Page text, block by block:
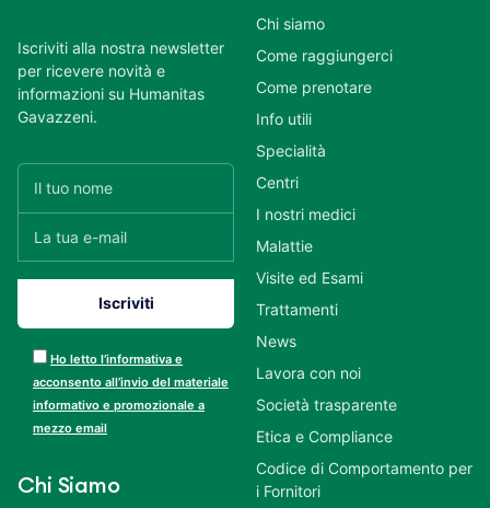
Iscriviti alla nostra newsletter
per ricevere novità e
informazioni su Humanitas
Gavazzeni.
Ho letto l’informativa e
acconsento all’invio del materiale
informativo e promozionale a
mezzo email
Chi Siamo
Chi siamo
Come raggiungerci
Come prenotare
Info utili
Specialità
Centri
I nostri medici
Malattie
Visite ed Esami
Trattamenti
News
Lavora con noi
Società trasparente
Etica e Compliance
Codice di Comportamento per
i Fornitori